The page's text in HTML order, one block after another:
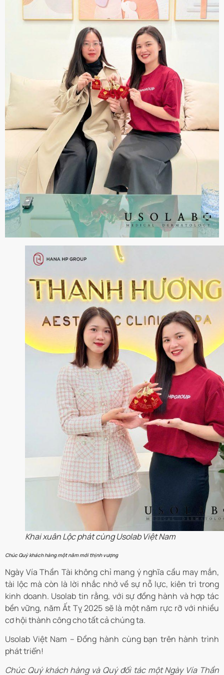
Khai xuân Lộc phát cùng Usolab Việt Nam
Chúc Quý khách hàng một năm mới thịnh vượng
Ngày Vía Thần Tài không chỉ mang ý nghĩa cầu may mắn,
tài lộc mà còn là lời nhắc nhở về sự nỗ lực, kiên trì trong
kinh doanh. Usolab tin rằng, với sự đồng hành và hợp tác
bền vững, năm Ất Tỵ 2025 sẽ là một năm rực rỡ với nhiều
cơ hội thành công cho tất cả chúng ta.
Usolab Việt Nam – Đồng hành cùng bạn trên hành trình
phát triển!
Chúc Quý khách hàng và Quý đối tác một Ngày Vía Thần